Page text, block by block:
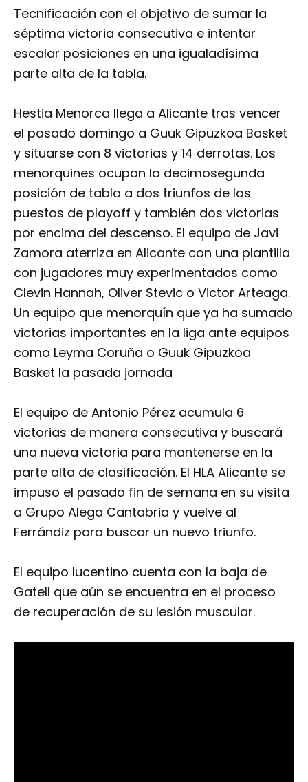
Tecnificación con el objetivo de sumar la
séptima victoria consecutiva e intentar
escalar posiciones en una igualadísima
parte alta de la tabla.
Hestia Menorca llega a Alicante tras vencer
el pasado domingo a Guuk Gipuzkoa Basket
y situarse con 8 victorias y 14 derrotas. Los
menorquines ocupan la decimosegunda
posición de tabla a dos triunfos de los
puestos de playoff y también dos victorias
por encima del descenso. El equipo de Javi
Zamora aterriza en Alicante con una plantilla
con jugadores muy experimentados como
Clevin Hannah, Oliver Stevic o Victor Arteaga.
Un equipo que menorquín que ya ha sumado
victorias importantes en la liga ante equipos
como Leyma Coruña o Guuk Gipuzkoa
Basket la pasada jornada
El equipo de Antonio Pérez acumula 6
victorias de manera consecutiva y buscará
una nueva victoria para mantenerse en la
parte alta de clasificación. El HLA Alicante se
impuso el pasado fin de semana en su visita
a Grupo Alega Cantabria y vuelve al
Ferrándiz para buscar un nuevo triunfo.
El equipo lucentino cuenta con la baja de
Gatell que aún se encuentra en el proceso
de recuperación de su lesión muscular.